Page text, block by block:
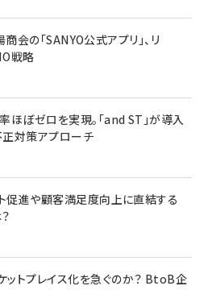
会の「SANYO公式アプリ」、リ
戦略
ぼゼロを実現。「and ST」が導入
対策アプローチ
促進や顧客満足度向上に直結する
ットプレイス化を急ぐのか？ BtoB企